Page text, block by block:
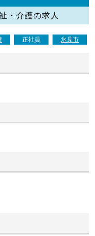
・介護の求人
正社員 氷見市